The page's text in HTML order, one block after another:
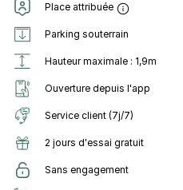
Place attribuée
Parking souterrain
Hauteur maximale : 1,9m
Ouverture depuis l'app
Service client (7j/7)
2 jours d'essai gratuit
Sans engagement